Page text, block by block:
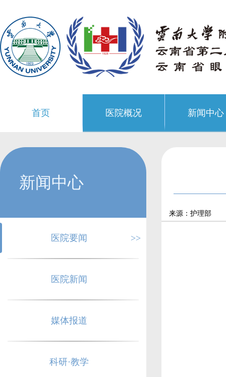
首页 医院概况 新闻中心
新闻中心
医院要闻 >>
医院新闻
媒体报道
科研·教学
来源：护理部